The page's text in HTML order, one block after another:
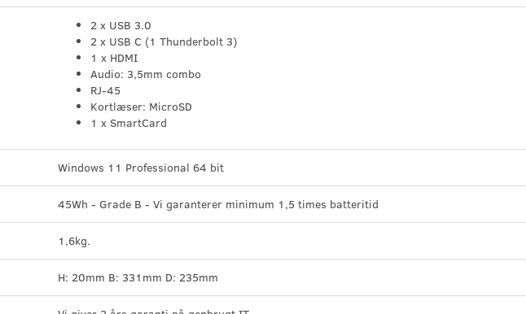
2 x USB 3.0
2 x USB C (1 Thunderbolt 3)
1 x HDMI
Audio: 3,5mm combo
RJ-45
Kortlæser: MicroSD
1 x SmartCard
Windows 11 Professional 64 bit
45Wh - Grade B - Vi garanterer minimum 1,5 times batteritid
1,6kg.
H: 20mm B: 331mm D: 235mm